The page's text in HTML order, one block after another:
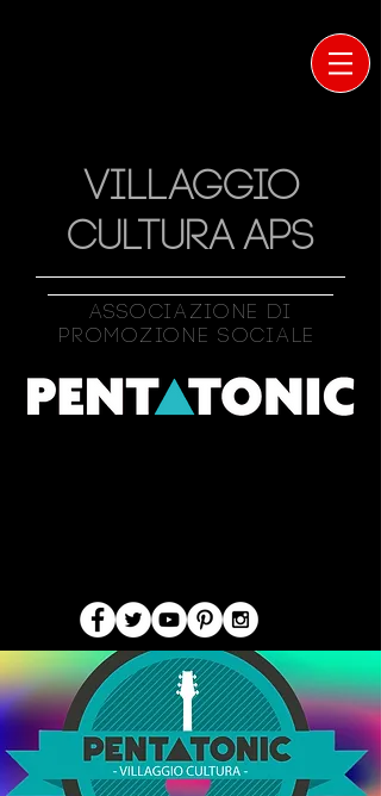
VILLAGGIO
CULTURA APS
Associazione Di
Promozione Sociale